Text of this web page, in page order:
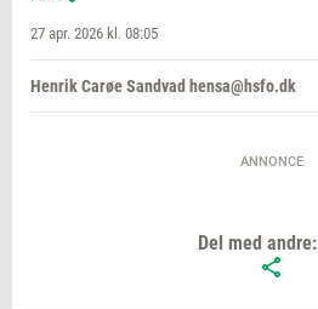
27 apr. 2026 kl. 08:05
Henrik Carøe Sandvad hensa@hsfo.dk
ANNONCE
Del med andre: